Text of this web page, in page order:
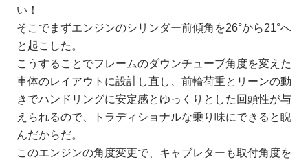
い！
そこでまずエンジンのシリンダー前傾角を26°から21°へ
と起こした。
こうすることでフレームのダウンチューブ角度を変えた
車体のレイアウトに設計し直し、前輪荷重とリーンの動
きでハンドリングに安定感とゆっくりとした回頭性が与
えられるので、トラディショナルな乗り味にできると睨
んだからだ。
このエンジンの角度変更で、キャブレターも取付角度を